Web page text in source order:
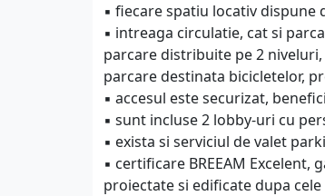
▪️ fiecare spatiu locativ dispune
▪️ intreaga circulatie, cat si
parcare distribuite pe 2
parcare destinata bicicletelor,
▪️ accesul este securizat,
▪️ sunt incluse 2 lobby-uri cu
▪️ exista si serviciul de valet
▪️ certificare BREEAM
proiectate si edificate dupa